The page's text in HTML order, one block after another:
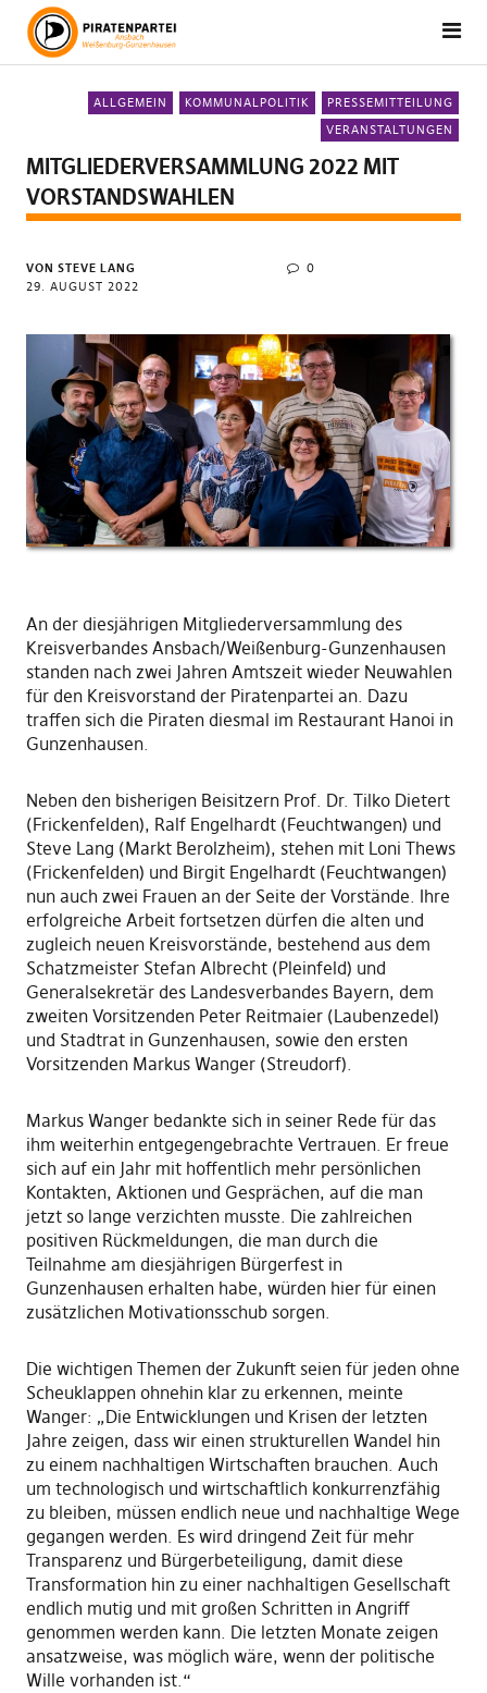
ALLGEMEIN KOMMUNALPOLITIK
PRESSEMITTEILUNG
VERANSTALTUNGEN
MITGLIEDERVERSAMMLUNG 2022 MIT
VORSTANDSWAHLEN
VON STEVE LANG
29. AUGUST 2022
0
An der diesjährigen Mitgliederversammlung des
Kreisverbandes Ansbach/Weißenburg-Gunzenhausen
standen nach zwei Jahren Amtszeit wieder Neuwahlen
für den Kreisvorstand der Piratenpartei an. Dazu
traffen sich die Piraten diesmal im Restaurant Hanoi in
Gunzenhausen.
Neben den bisherigen Beisitzern Prof. Dr. Tilko Dietert
(Frickenfelden), Ralf Engelhardt (Feuchtwangen) und
Steve Lang (Markt Berolzheim), stehen mit Loni Thews
(Frickenfelden) und Birgit Engelhardt (Feuchtwangen)
nun auch zwei Frauen an der Seite der Vorstände. Ihre
erfolgreiche Arbeit fortsetzen dürfen die alten und
zugleich neuen Kreisvorstände, bestehend aus dem
Schatzmeister Stefan Albrecht (Pleinfeld) und
Generalsekretär des Landesverbandes Bayern, dem
zweiten Vorsitzenden Peter Reitmaier (Laubenzedel)
und Stadtrat in Gunzenhausen, sowie den ersten
Vorsitzenden Markus Wanger (Streudorf).
Markus Wanger bedankte sich in seiner Rede für das
ihm weiterhin entgegengebrachte Vertrauen. Er freue
sich auf ein Jahr mit hoffentlich mehr persönlichen
Kontakten, Aktionen und Gesprächen, auf die man
jetzt so lange verzichten musste. Die zahlreichen
positiven Rückmeldungen, die man durch die
Teilnahme am diesjährigen Bürgerfest in
Gunzenhausen erhalten habe, würden hier für einen
zusätzlichen Motivationsschub sorgen.
Die wichtigen Themen der Zukunft seien für jeden ohne
Scheuklappen ohnehin klar zu erkennen, meinte
Wanger: „Die Entwicklungen und Krisen der letzten
Jahre zeigen, dass wir einen strukturellen Wandel hin
zu einem nachhaltigen Wirtschaften brauchen. Auch
um technologisch und wirtschaftlich konkurrenzfähig
zu bleiben, müssen endlich neue und nachhaltige Wege
gegangen werden. Es wird dringend Zeit für mehr
Transparenz und Bürgerbeteiligung, damit diese
Transformation hin zu einer nachhaltigen Gesellschaft
endlich mutig und mit großen Schritten in Angriff
genommen werden kann. Die letzten Monate zeigen
ansatzweise, was möglich wäre, wenn der politische
Wille vorhanden ist.“